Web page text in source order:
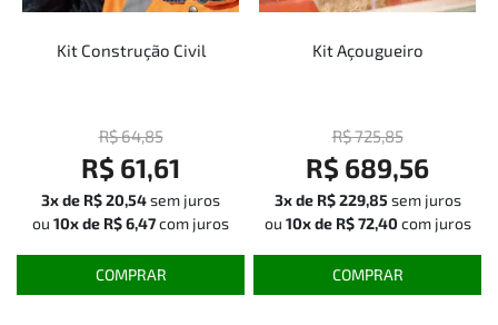
Kit Construção Civil
R$ 64,85
R$ 61,61
3x de R$ 20,54sem juros
ou 10x de R$ 6,47com juros
COMPRAR
Kit Açougueiro
R$ 725,85
R$ 689,56
3x de R$ 229,85 sem juros
ou 10x de R$ 72,40 com juros
COMPRAR